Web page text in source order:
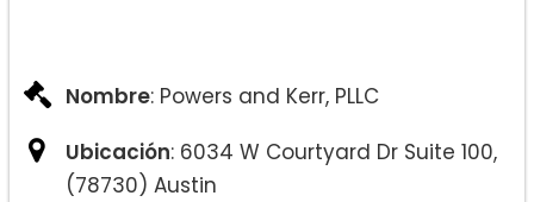
Nombre: Powers and Kerr, PLLC
Ubicación: 6034 W Courtyard Dr Suite 100,
(78730) Austin